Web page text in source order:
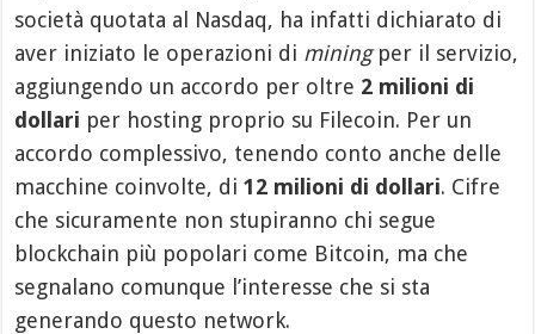
società quotata al Nasdaq, ha infatti dichiarato di
aver iniziato le operazioni di miningper il servizio,
aggiungendo un accordo per oltre 2 milioni di
dollari per hosting proprio su Filecoin. Per un
accordo complessivo, tenendo conto anche delle
macchine coinvolte, di12 milioni di dollari. Cifre
che sicuramente non stupiranno chi segue
blockchain più popolari come Bitcoin, ma che
segnalano comunque l’interesse che si sta
generando questo network.